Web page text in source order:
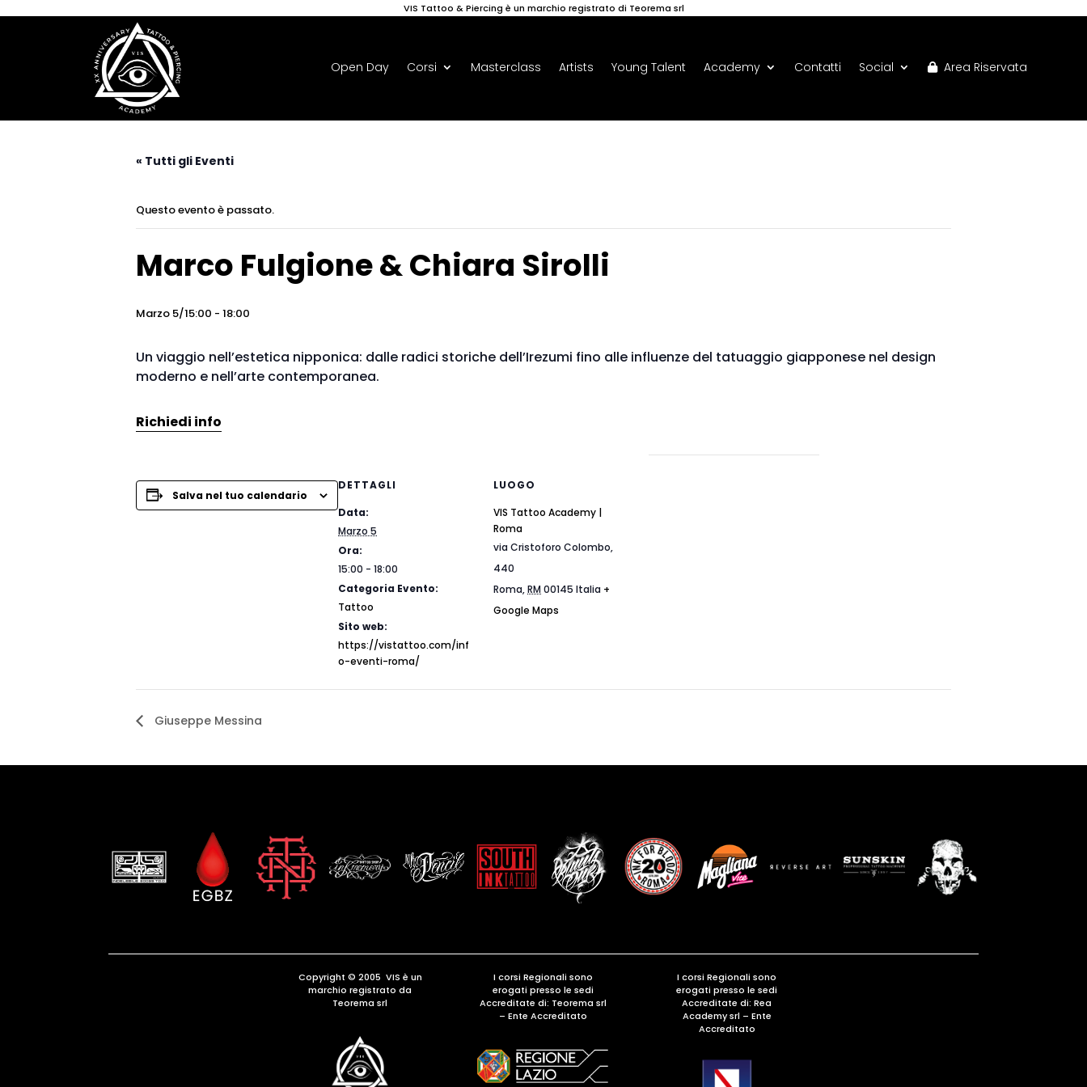
VIS Tattoo & Piercing è un marchio registrato di Teorema srl
Open Day Corsi Masterclass Artists Young Talent Academy Contatti Social Area Riservata
« Tutti gli Eventi
Questo evento è passato.
Marco Fulgione & Chiara Sirolli
Marzo 5/15:00 - 18:00
Un viaggio nell’estetica nipponica: dalle radici storiche dell’Irezumi fino alle influenze del tatuaggio giapponese nel design
moderno e nell’arte contemporanea.
Richiedi info
Salva nel tuo calendario
DETTAGLI
Data:
Marzo 5
Ora:
15:00 - 18:00
Categoria Evento:
Tattoo
Sito web:
https://vistattoo.com/inf
o-eventi-roma/
LUOGO
VIS Tattoo Academy |
Roma
via Cristoforo Colombo,
440
Roma,RM 00145 Italia +
Google Maps
Giuseppe Messina
Copyright © 2005 VIS è un
marchio registrato da
Teorema srl
I corsi Regionali sono
erogati presso le sedi
Accreditate di: Teorema srl
– Ente Accreditato
I corsi Regionali sono
erogati presso le sedi
Accreditate di: Rea
Academy srl – Ente
Accreditato